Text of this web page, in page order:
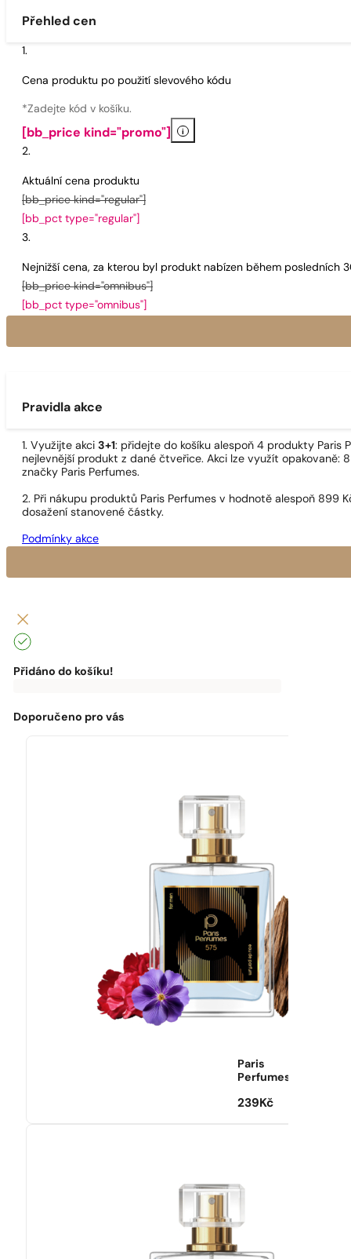
Přehled cen
Cena produktu po použití slevového kódu
*Zadejte kód v košíku.
[bb_price kind="promo"] i
Aktuální cena produktu
[bb_price kind="regular"]
[bb_pct type="regular"]
Nejnižší cena, za kterou byl produkt nabízen během posledních
[bb_price kind="omnibus"]
[bb_pct type="omnibus"]
Pravidla akce
1. Využijte akci 3+1: přidejte do košíku alespoň 4 produkty
nejlevnější produkt z dané čtveřice. Akci lze využít opakovaně:
značky Paris Perfumes.
2. Při nákupu produktů Paris Perfumes v hodnotě alespoň
dosažení stanovené částky.
Podmínky akce
Přidáno do košíku!
zdarma
chybí:
Doporučeno pro vás
Paris
Perfumes
239Kč